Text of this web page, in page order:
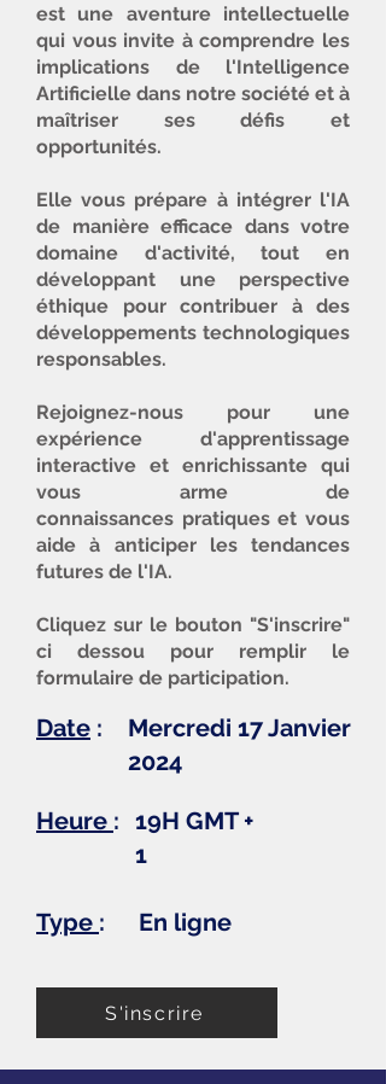
Attention :
Ne donnez pas vos
personnes qui ne sont pas
Ambassadeurs sous peine
d'exclusion.
est une aventure intellectuelle
qui vous invite à comprendre les
implications de l'Intelligence
Artificielle dans notre société et à
maîtriser ses défis et
opportunités.
Elle vous prépare à intégrer l'IA
de manière efficace dans votre
domaine d'activité, tout en
développant une perspective
éthique pour contribuer à des
développements technologiques
responsables.
Rejoignez-nous pour une
expérience d'apprentissage
interactive et enrichissante qui
vous arme de
connaissances pratiques et vous
aide à anticiper les tendances
futures de l'IA.
Cliquez sur le bouton "S'inscrire"
ci dessou pour remplir le
formulaire de participation.
Date :
Mercredi 17 Janvier
2024
Heure : 19H GMT +
1
Type : En ligne
S'inscrire